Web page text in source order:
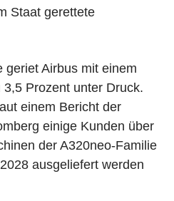
Staat gerettete
geriet Airbus mit einem
Prozent unter Druck.
einem Bericht der
einige Kunden über
der A320neo-Familie
ausgeliefert werden